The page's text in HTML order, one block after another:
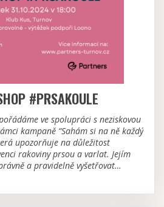
#PRSAKOULE
ve spolupráci s neziskovou
kampaně “Sahám si na ně každý
upozorňuje na důležitost
rakoviny prsou a varlat. Jejím
a pravidelně vyšetřovat
rakovinu včas.